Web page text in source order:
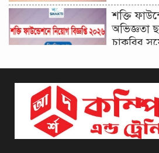
শক্তি
অভিজ্ঞতা
চাকরির
বিজ্ঞপ্তি
Dinajpur
বেসরকারি